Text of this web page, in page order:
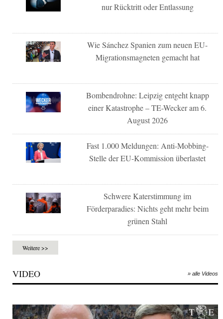
nur Rücktritt oder Entlassung
Wie Sánchez Spanien zum neuen EU-
Migrationsmagneten gemacht hat
Bombendrohne: Leipzig entgeht knapp
einer Katastrophe – TE-Wecker am 6.
August 2026
Fast 1.000 Meldungen: Anti-Mobbing-
Stelle der EU-Kommission überlastet
Schwere Katerstimmung im
Förderparadies: Nichts geht mehr beim
grünen Stahl
Weitere >>
VIDEO » alle Videos